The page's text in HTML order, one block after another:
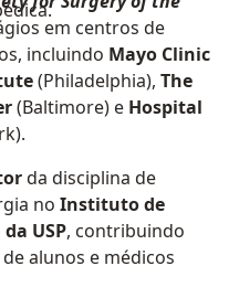
em centros de
incluindo Mayo Clinic
(Philadelphia), The
(Baltimore) e Hospital
da disciplina de
no Instituto de
USP, contribuindo
alunos e médicos